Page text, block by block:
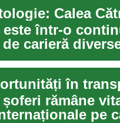
într-o
carieră
în
rămâne
pe